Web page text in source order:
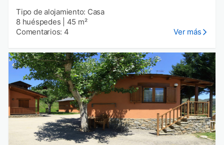
Tipo de alojamiento: Casa
8 huéspedes
45 m²
Comentarios: 4
Ver más